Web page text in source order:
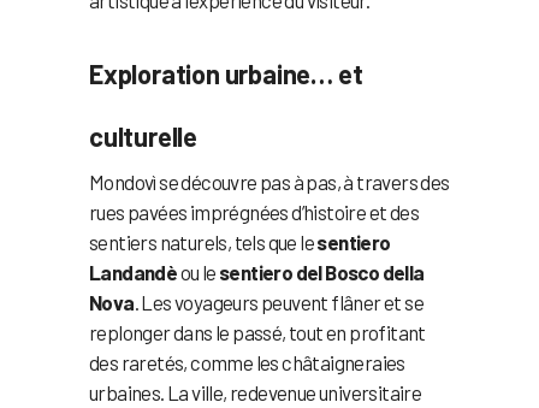
Exploration urbaine… et
culturelle
Mondovì se découvre pas à pas, à travers des
rues pavées imprégnées d’histoire et des
sentiers naturels, tels que lesentiero
Landandèou le sentiero del Bosco della
Nova . Les voyageurs peuvent flâner et se
replonger dans le passé, tout en profitant
des raretés, comme les châtaigneraies
urbaines. La ville, redevenue universitaire